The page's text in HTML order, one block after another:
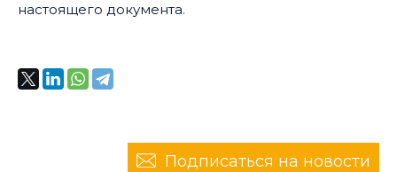
настоящего документа.
Подписаться на новости